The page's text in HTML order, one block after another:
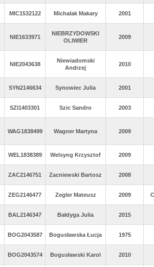
MIC1532122 Michalak Makary 2001
NIE1633971
NIEBRZYDOWSKI
OLIWIER
2009
NIE2043638
Niewiadomski
Andrzej
2010
SYN2146634 Synowiec Julia 2001
SZI1403301 Szic Sandro 2003
WAG1838499 Wagner Martyna 2009
WEL1838389 Welsyng Krzysztof 2009
ZAC2146751 Zacniewski Bartosz 2008
ZEG2146477 Zegler Mateusz 2009
BAL2146347 Bałdyga Julia 2015
BOG2043587 Bogusławska Łucja 1975
BOG2043574 Bogusławski Karol 2010